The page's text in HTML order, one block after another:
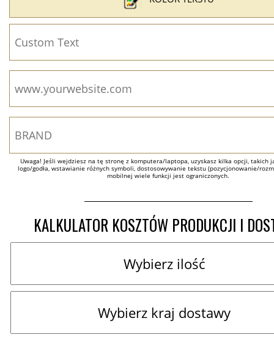
Uwaga! Jeśli wejdziesz na tę stronę z komputera/laptopa, uzyskasz kilka opcji, takich
logo/godła, wstawianie różnych symboli, dostosowywanie tekstu (pozycjonowanie/
mobilnej wiele funkcji jest ograniczonych.
KALKULATOR KOSZTÓW PRODUKCJI I